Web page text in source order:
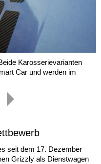
Karosserievarianten
Car und werden im
seit dem 17. Dezember
Grizzly als Dienstwagen